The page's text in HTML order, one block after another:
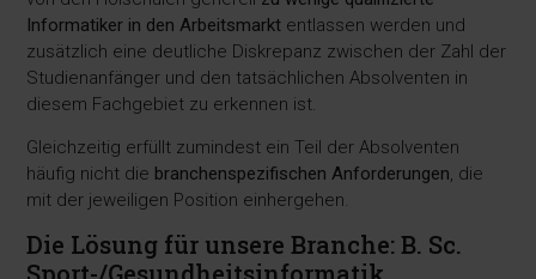
Informatiker in den Arbeitsmarkt entlassen werden und
zusätzlich eine deutliche Diskrepanz zwischen der Zahl der
Studienanfänger und den tatsächlichen Absolventen in
diesem Fachgebiet zu erkennen ist.
Gleichzeitig erfüllt zumindest ein Teil der Absolventen
häufig nicht die branchenspezifischen Anforderungen, die
mit der jeweiligen Position einhergehen.
Die Lösung für unsere Branche: B. Sc.